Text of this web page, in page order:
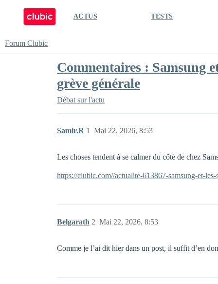
ACTUS TESTS
Forum Clubic
Commentaires : Samsung
grève générale
Débat sur l'actu
Samir.R Mai 22, 2026, 8:53
1
Les choses tendent à se calmer du côté de chez
https://clubic.com//actualite-613867-samsung-et-
Belgarath Mai 22, 2026, 8:53
2
Comme je l’ai dit hier dans un post, il suffit d’en